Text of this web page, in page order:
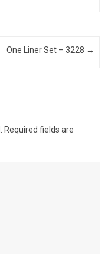
One Liner Set – 3228 →
Required fields are